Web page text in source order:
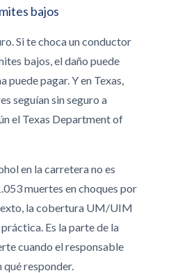
bajos
Si te choca un conductor
bajos, el daño puede
puede pagar. Y en Texas,
seguían sin seguro a
el Texas Department of
en la carretera no es
muertes en choques por
la cobertura UM/UIM
Es la parte de la
cuando el responsable
responder.